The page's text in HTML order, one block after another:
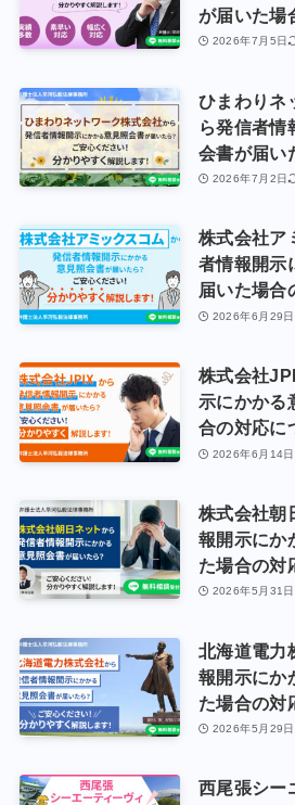
が届いた場
2026年7月5日
ひまわりネ
ら発信者情
会書が届い
2026年7月2日
株式会社ア
者情報開示
届いた場合
2026年6月29日
株式会社
示にかかる
合の対応に
2026年6月14日
株式会社朝
報開示にか
た場合の対
2026年5月31日
北海道電力
報開示にか
た場合の対
2026年5月29日
西尾張シー